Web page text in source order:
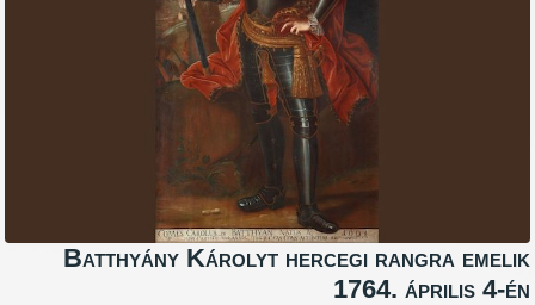
Batthyány Károlyt hercegi rangra
1764.